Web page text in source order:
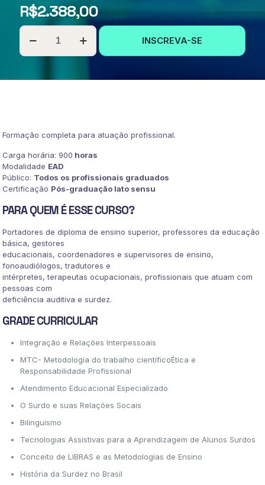
R$2.388,00
PÓS-
GRADUAÇÃO
EM
LIBRAS
quantidade
INSCREVA-SE
Formação completa para atuação profissional.
Carga horária: 900 horas
Modalidade EAD
Público: Todos os profissionais graduados
Certificação Pós-graduação lato sensu
PARA QUEM É ESSE CURSO?
Portadores de diploma de ensino superior, professores da educação
básica, gestores
educacionais, coordenadores e supervisores de ensino,
fonoaudiólogos, tradutores e
intérpretes, terapeutas ocupacionais, profissionais que atuam com
pessoas com
deficiência auditiva e surdez.
GRADE CURRICULAR
Integração e Relações Interpessoais
MTC- Metodologia do trabalho científicoÉtica e
Responsabilidade Profissional
Atendimento Educacional Especializado
O Surdo e suas Relações Socais
Bilinguismo
Tecnologias Assistivas para a Aprendizagem de Alunos Surdos
Conceito de LIBRAS e as Metodologias de Ensino
História da Surdez no Brasil